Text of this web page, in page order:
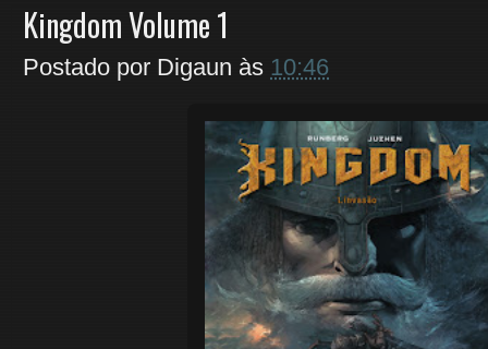
Kingdom Volume 1
Postado por Digaun às 10:46